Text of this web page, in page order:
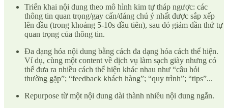
Triển khai nội dung theo mô hình kim tự tháp ngược: các
thông tin quan trọng/gay cấn/đáng chú ý nhất được sắp xếp
lên đầu (trong khoảng 5-10s đầu tiên), sau đó giảm dần thứ tự
quan trọng của thông tin.
Đa dạng hóa nội dung bằng cách đa dạng hóa cách thể hiện.
Ví dụ, cùng một content về dịch vụ làm sạch giày nhưng có
thể đưa ra nhiều cách thể hiện khác nhau như “câu hỏi
thường gặp”; “feedback khách hàng”; “quy trình”; “tips”...
Repurpose từ một nội dung dài thành nhiều nội dung ngắn.